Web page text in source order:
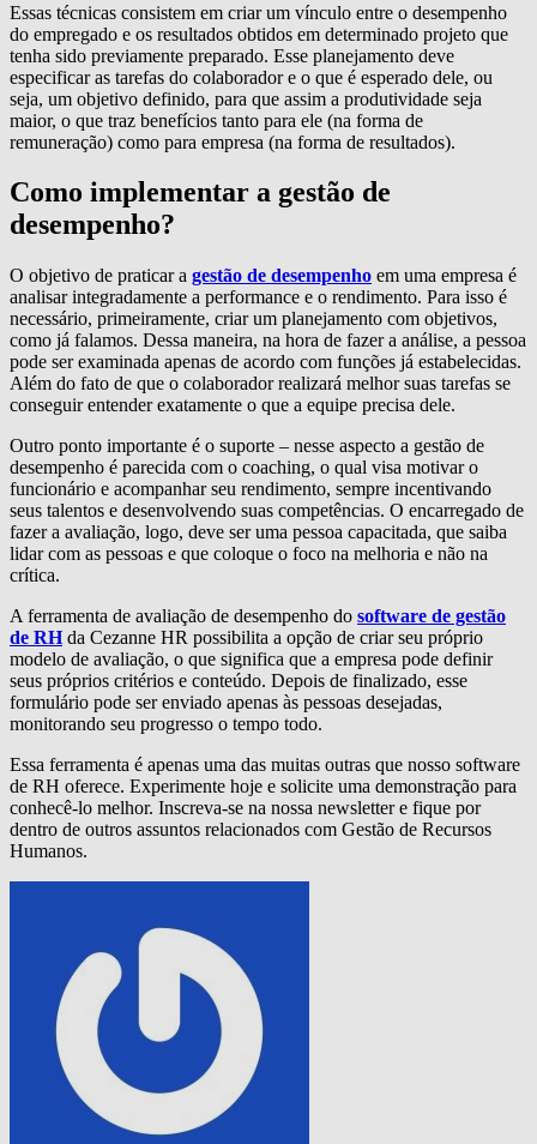
Essas técnicas consistem em criar um vínculo entre o desempenho
do empregado e os resultados obtidos em determinado projeto que
tenha sido previamente preparado. Esse planejamento deve
especificar as tarefas do colaborador e o que é esperado dele, ou
seja, um objetivo definido, para que assim a produtividade seja
maior, o que traz benefícios tanto para ele (na forma de
remuneração) como para empresa (na forma de resultados).
Como implementar a gestão de
desempenho?
O objetivo de praticar a gestão de desempenho em uma empresa é
analisar integradamente a performance e o rendimento. Para isso é
necessário, primeiramente, criar um planejamento com objetivos,
como já falamos. Dessa maneira, na hora de fazer a análise, a pessoa
pode ser examinada apenas de acordo com funções já estabelecidas.
Além do fato de que o colaborador realizará melhor suas tarefas se
conseguir entender exatamente o que a equipe precisa dele.
Outro ponto importante é o suporte – nesse aspecto a gestão de
desempenho é parecida com o coaching, o qual visa motivar o
funcionário e acompanhar seu rendimento, sempre incentivando
seus talentos e desenvolvendo suas competências. O encarregado de
fazer a avaliação, logo, deve ser uma pessoa capacitada, que saiba
lidar com as pessoas e que coloque o foco na melhoria e não na
crítica.
A ferramenta de avaliação de desempenho do software de gestão
de RHda Cezanne HR possibilita a opção de criar seu próprio
modelo de avaliação, o que significa que a empresa pode definir
seus próprios critérios e conteúdo. Depois de finalizado, esse
formulário pode ser enviado apenas às pessoas desejadas,
monitorando seu progresso o tempo todo.
Essa ferramenta é apenas uma das muitas outras que nosso software
de RH oferece. Experimente hoje e solicite uma demonstração para
conhecê-lo melhor. Inscreva-se na nossa newsletter e fique por
dentro de outros assuntos relacionados com Gestão de Recursos
Humanos.